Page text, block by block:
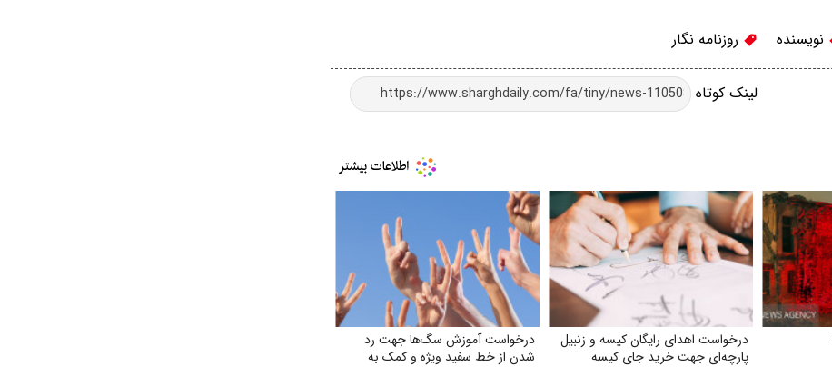
نویسنده روزنامه نگار
لینک کوتاه
درخواست اهدای رایگان کیسه و زنبیل
پارچه‌ای جهت خرید جای کیسه‌
درخواست آموزش سگ‌ها جهت رد
شدن از خط سفید ویژه و کمک به